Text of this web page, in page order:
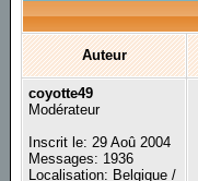
Auteur
coyotte49
Modérateur
Inscrit le: 29 Aoû 2004
Messages: 1936
Localisation: Belgique /